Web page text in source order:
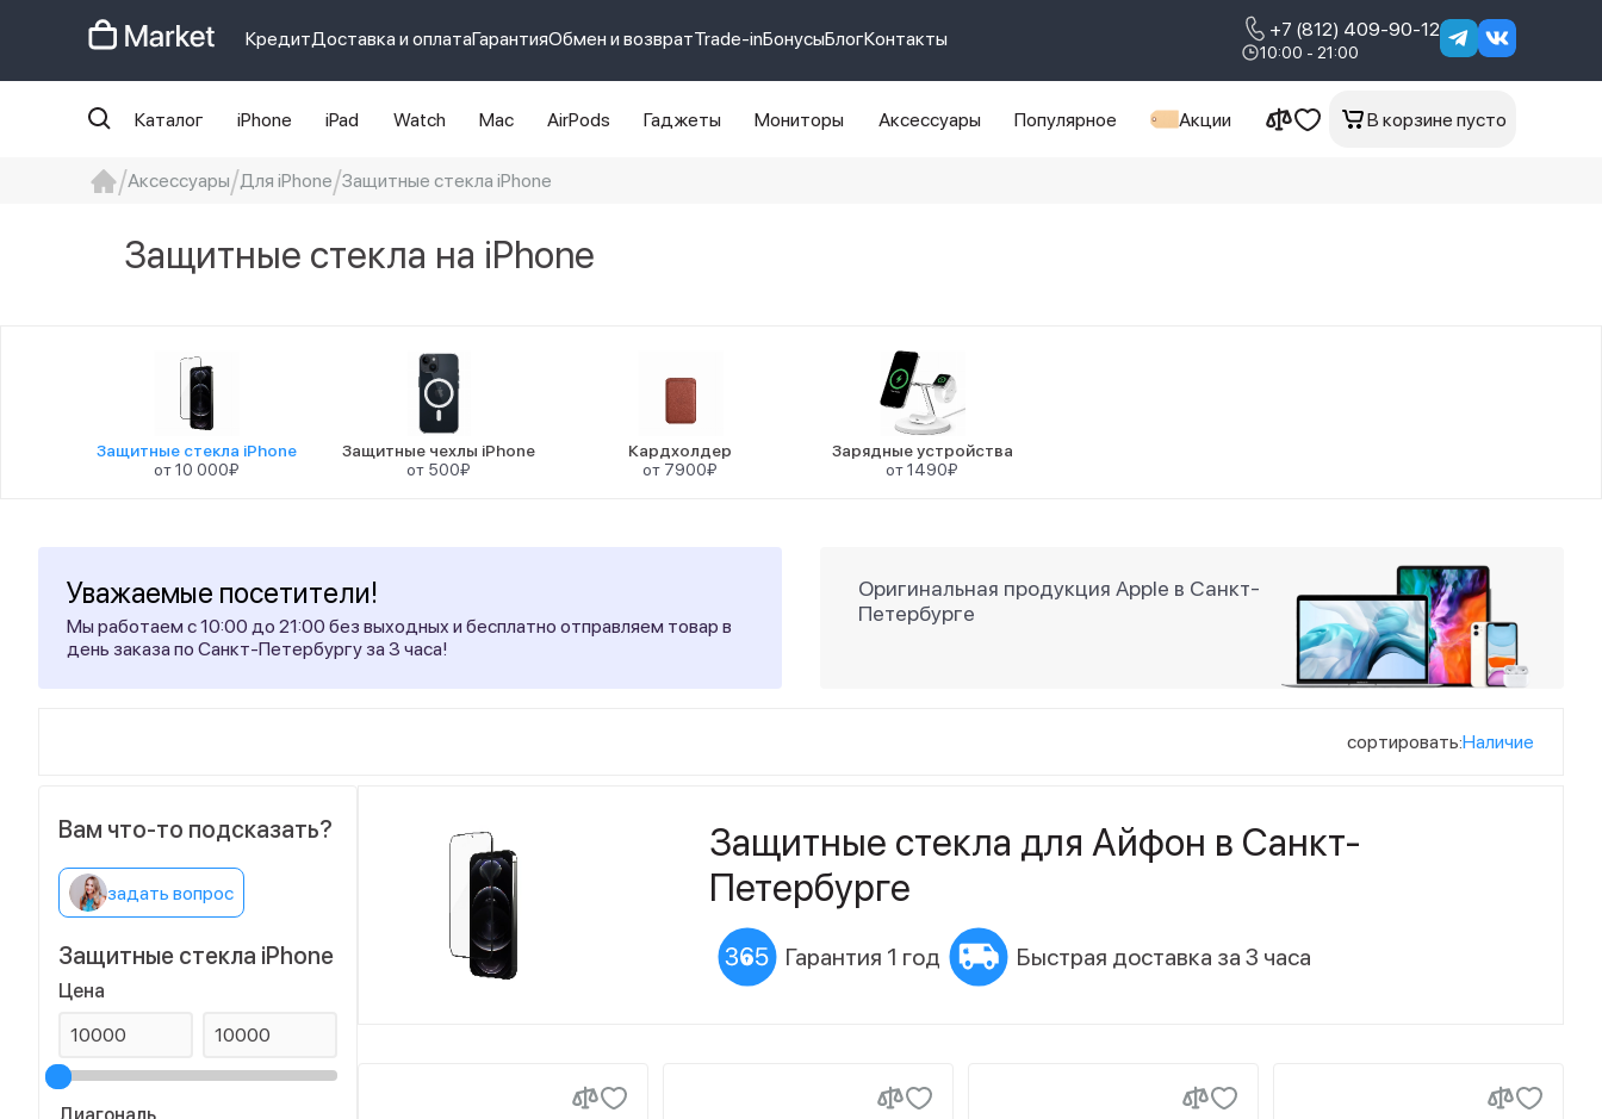
КредитДоставка и оплатаГарантияОбмен и возвратTrade-inБонусыБлогКонтакты +7 (812) 409-90-12
10:00 - 21:00
Каталог iPhone iPad Watch Mac AirPods Гаджеты Мониторы Аксессуары Популярное Акции В корзине пусто
Аксессуары Для iPhone Защитные стекла iPhone
Защитные стекла на iPhone
Защитные стекла iPhone
от 10 000₽
Защитные чехлы iPhone
от 500₽
Кардхолдер
от 7900₽
Зарядные устройства
от 1490₽
Уважаемые посетители!
Мы работаем с 10:00 до 21:00 без выходных и бесплатно отправляем товар в
день заказа по Санкт-Петербургу за 3 часа!
Оригинальная продукция Apple в Санкт-
Петербурге
сортировать:Наличие
Вам что-то подсказать?
задать вопрос
Защитные стекла iPhone
Цена
Защитные стекла для Айфон в Санкт-
Петербурге
Гарантия 1 год Быстрая доставка за 3 часа